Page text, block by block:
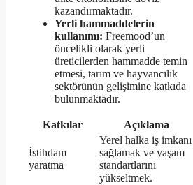
kazandırmaktadır.
Yerli hammaddelerin
kullanımı: Freemood’un
öncelikli olarak yerli
üreticilerden hammadde temin
etmesi, tarım ve hayvancılık
sektörünün gelişimine katkıda
bulunmaktadır.
Katkılar Açıklama
İstihdam
yaratma
Yerel halka iş imkanı
sağlamak ve yaşam
standartlarını
yükseltmek.